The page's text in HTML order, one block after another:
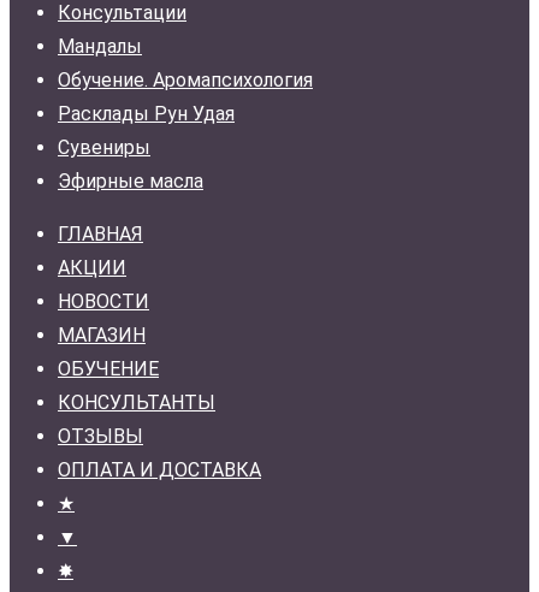
Консультации
Мандалы
Обучение. Аромапсихология
Расклады Рун Удая
Сувениры
Эфирные масла
ГЛАВНАЯ
АКЦИИ
НОВОСТИ
МАГАЗИН
ОБУЧЕНИЕ
КОНСУЛЬТАНТЫ
ОТЗЫВЫ
ОПЛАТА И ДОСТАВКА
★
▼
✸